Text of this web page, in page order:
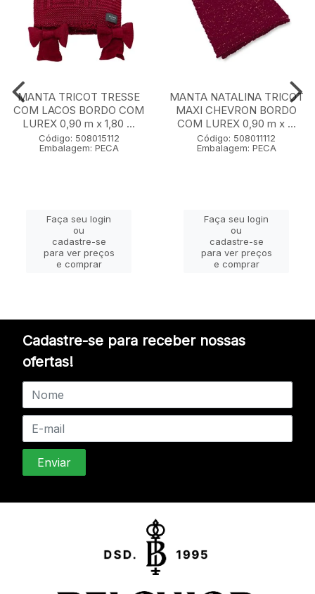
MANTA TRICOT TRESSE
COM LACOS BORDO COM
LUREX 0,90 m x 1,80 ...
Código: 508015112
Embalagem: PECA
Faça seu login
ou
cadastre-se
para ver preços
e comprar
MANTA NATALINA TRICOT
MAXI CHEVRON BORDO
COM LUREX 0,90 m x ...
Código: 508011112
Embalagem: PECA
Faça seu login
ou
cadastre-se
para ver preços
e comprar
Cadastre-se para receber nossas
ofertas!